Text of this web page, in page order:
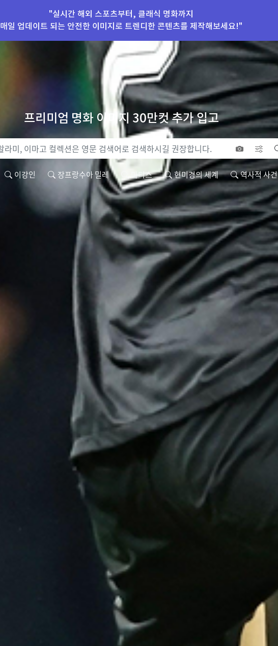
"실시간 해외 스포츠부터, 클래식 명화까지
매일 업데이트 되는 안전한 이미지로 트렌디한 콘텐츠를 제작해보세요!"
프리미엄 명화 이미지 30만컷 추가 입고
이강인 장프랑수아 밀레 마티스 현미경의 세계 역사적 사건